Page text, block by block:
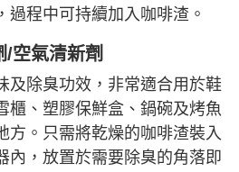
過程中可持續加入咖啡渣。
空氣清新劑
及除臭功效，非常適合用於鞋
櫃、塑膠保鮮盒、鍋碗及烤魚
方。只需將乾燥的咖啡渣裝入
內，放置於需要除臭的角落即